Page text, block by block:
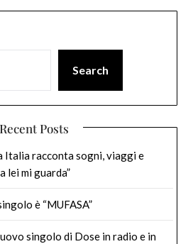
Search
Recent Posts
Italia racconta sogni, viaggi e
lei mi guarda”
è “MUFASA”
singolo di Dose in radio e in